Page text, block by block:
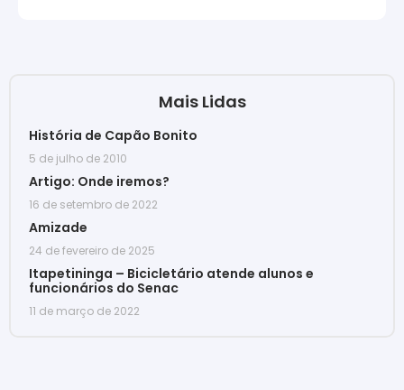
Mais Lidas
História de Capão Bonito
5 de julho de 2010
Artigo: Onde iremos?
16 de setembro de 2022
Amizade
24 de fevereiro de 2025
Itapetininga – Bicicletário atende alunos e
funcionários do Senac
11 de março de 2022